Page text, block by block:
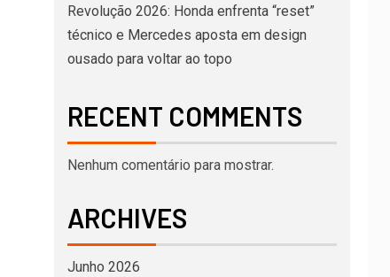
Revolução 2026: Honda enfrenta “reset”
técnico e Mercedes aposta em design
ousado para voltar ao topo
RECENT COMMENTS
Nenhum comentário para mostrar.
ARCHIVES
Junho 2026